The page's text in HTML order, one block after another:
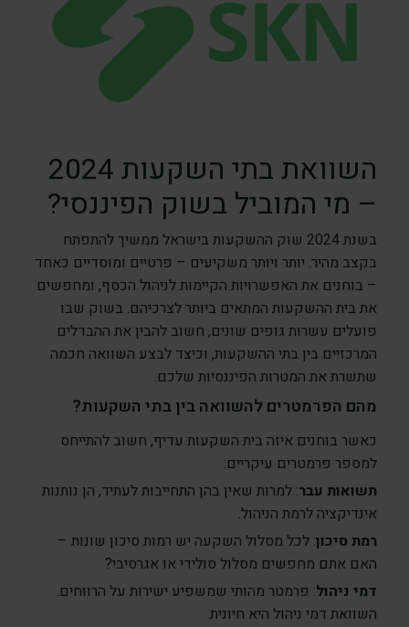
השוואת בתי השקעות 2024
– מי המוביל בשוק הפיננסי?
בשנת 2024 שוק ההשקעות בישראל ממשיך להתפתח
בקצב מהיר. יותר ויותר משקיעים – פרטיים ומוסדיים כאחד
– בוחנים את האפשרויות הקיימות לניהול הכסף, ומחפשים
את בית ההשקעות המתאים ביותר לצרכיהם. בשוק שבו
פועלים עשרות גופים שונים, חשוב להבין את ההבדלים
המרכזיים בין בתי ההשקעות, וכיצד לבצע השוואה חכמה
שתשרת את המטרות הפיננסיות שלכם.
מהם הפרמטרים להשוואה בין בתי השקעות?
כאשר בוחנים איזה בית השקעות עדיף, חשוב להתייחס
למספר פרמטרים עיקריים:
תשואות עבר: למרות שאין בהן התחייבות לעתיד, הן נותנות
אינדיקציה לרמת הניהול.
רמת סיכון: לכל מסלול השקעה יש רמות סיכון שונות –
האם אתם מחפשים מסלול סולידי או אגרסיבי?
דמי ניהול: פרמטר מהותי שמשפיע ישירות על הרווחים.
השוואת דמי ניהול היא חיונית.